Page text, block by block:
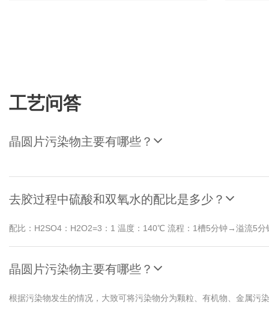
工艺问答
晶圆片污染物主要有哪些？
去胶过程中硫酸和双氧水的配比是多少？
配比：H2SO4：H2O2=3：1 温度：140℃ 流程：1槽5分钟→溢流5
晶圆片污染物主要有哪些？
根据污染物发生的情况，大致可将污染物分为颗粒、有机物、金属污